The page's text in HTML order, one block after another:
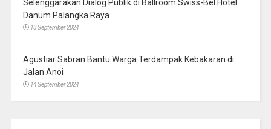
Selenggarakan Dialog Publik di Ballroom Swiss-Bel Hotel
Danum Palangka Raya
18 September 2024
Agustiar Sabran Bantu Warga Terdampak Kebakaran di
Jalan Anoi
14 September 2024